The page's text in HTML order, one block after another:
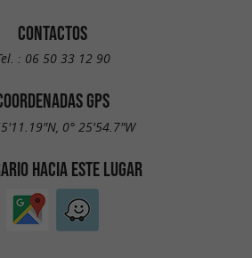
CONTACTOS
: 06 50 33 12 90
GPS
0° 25'54.7"W
HACIA ESTE LUGAR